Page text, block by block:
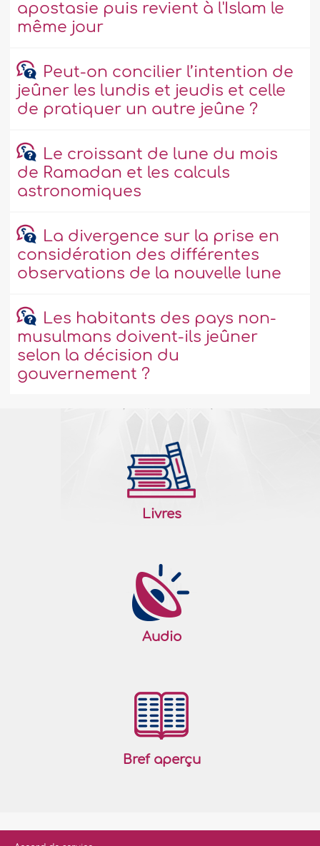
apostasie puis revient à l'Islam le
même jour
Peut-on concilier l’intention de
jeûner les lundis et jeudis et celle
de pratiquer un autre jeûne ?
Le croissant de lune du mois
de Ramadan et les calculs
astronomiques
La divergence sur la prise en
considération des différentes
observations de la nouvelle lune
Les habitants des pays non-
musulmans doivent-ils jeûner
selon la décision du
gouvernement ?
Livres
Audio
Bref aperçu